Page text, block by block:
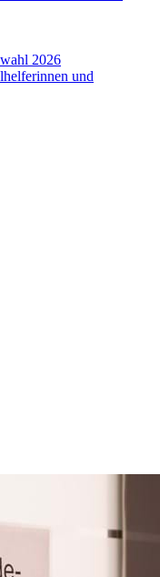
2026
und